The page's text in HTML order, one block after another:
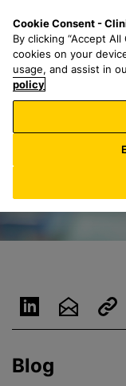
a
l
Blog
Cookie Consent -
By clicking “Accept
cookies on your
usage, and assist in
policy